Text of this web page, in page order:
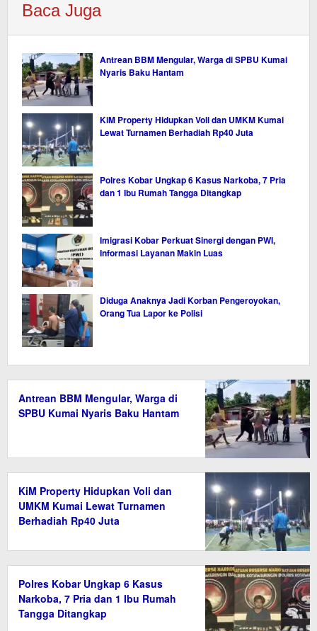
Baca Juga
Antrean BBM Mengular, Warga di SPBU Kumai
Nyaris Baku Hantam
KiM Property Hidupkan Voli dan UMKM Kumai
Lewat Turnamen Berhadiah Rp40 Juta
Polres Kobar Ungkap 6 Kasus Narkoba, 7 Pria
dan 1 Ibu Rumah Tangga Ditangkap
Imigrasi Kobar Perkuat Sinergi dengan PWI,
Informasi Layanan Makin Luas
Diduga Anaknya Jadi Korban Pengeroyokan,
Orang Tua Lapor ke Polisi
Antrean BBM Mengular, Warga di
SPBU Kumai Nyaris Baku Hantam
KiM Property Hidupkan Voli dan
UMKM Kumai Lewat Turnamen
Berhadiah Rp40 Juta
Polres Kobar Ungkap 6 Kasus
Narkoba, 7 Pria dan 1 Ibu Rumah
Tangga Ditangkap